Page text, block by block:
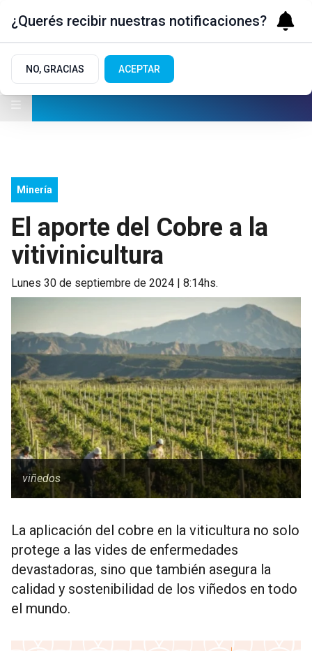
Minería
El aporte del Cobre a la
vitivinicultura
lunes 30 de septiembre de 2024 | 8:14hs.
viñedos
La aplicación del cobre en la viticultura no solo
protege a las vides de enfermedades
devastadoras, sino que también asegura la
calidad y sostenibilidad de los viñedos en todo
el mundo.
¿Querés recibir nuestras notificaciones?
NO, GRACIAS ACEPTAR